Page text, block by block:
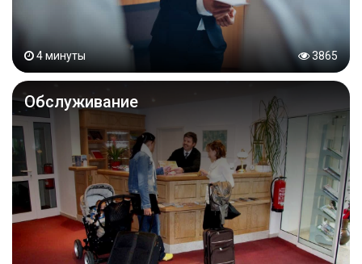
4 минуты 3865
Обслуживание